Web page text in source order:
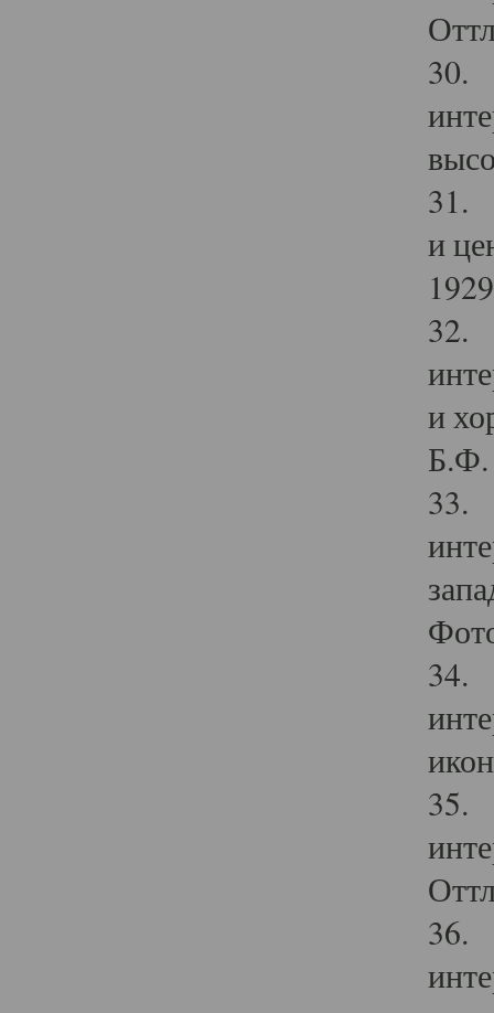
30.
31.
и
32.
и
Б.Ф.
33.
34.
35.
36.